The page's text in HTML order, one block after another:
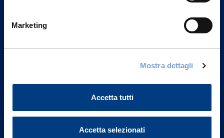
Marketing
Mostra dettagli
Accetta tutti
Accetta selezionati